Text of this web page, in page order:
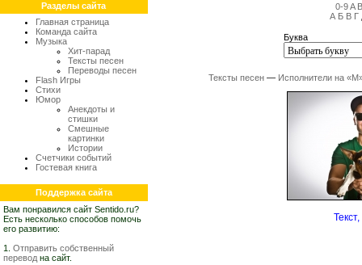
Разделы сайта
Главная страница
Команда сайта
Музыка
Хит-парад
Тексты песен
Переводы песен
Flash Игры
Стихи
Юмор
Анекдоты и
стишки
Смешные
картинки
Истории
Счетчики событий
Гостевая книга
Поддержка сайта
Вам понравился сайт Sentido.ru?
Есть несколько способов помочь
его развитию:
1. Отправить собственный
перевод на сайт.
0-9 A
А Б В Г
Буква
Тексты песен — Исполнители на